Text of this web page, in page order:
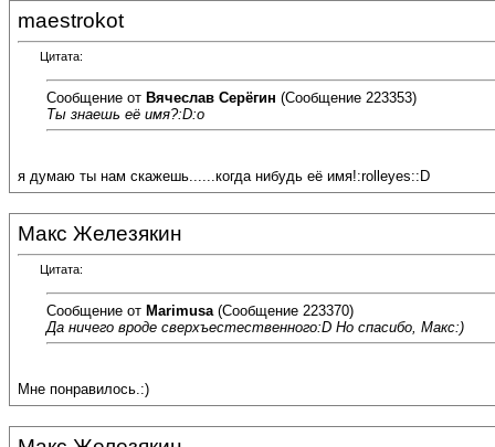
maestrokot
Цитата:
Сообщение от Вячеслав Серёгин (Сообщение 223353)
Ты знаешь её имя?:D:o
я думаю ты нам скажешь......когда нибудь её имя!:rolleyes::D
Макс Железякин
Цитата:
Сообщение от Marimusa (Сообщение 223370)
Да ничего вроде сверхъестественного:D Но спасибо, Макс:)
Мне понравилось.:)